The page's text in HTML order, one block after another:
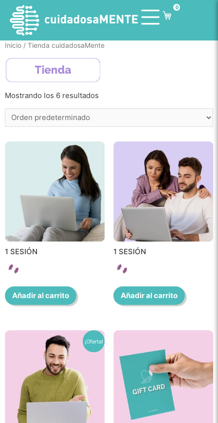
0
Inicio / Tienda cuidadosaMente
Mostrando los 6 resultados
1 SESIÓN
Añadir al carrito
1 SESIÓN
Añadir al carrito
¡Oferta!